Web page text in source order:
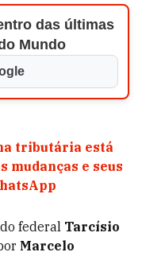
das últimas
Mundo
tributária está
mudanças e seus
federal Tarcísio
Marcelo